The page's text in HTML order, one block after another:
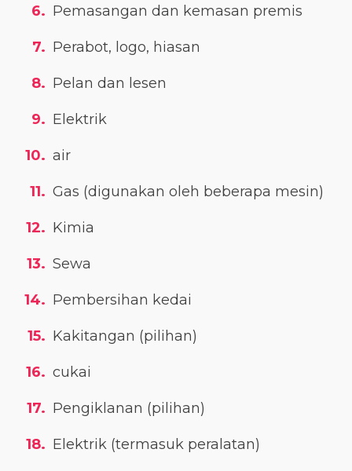
Pemasangan dan kemasan premis
Perabot, logo, hiasan
Pelan dan lesen
Elektrik
air
Gas (digunakan oleh beberapa mesin)
Kimia
Sewa
Pembersihan kedai
Kakitangan (pilihan)
cukai
Pengiklanan (pilihan)
Elektrik (termasuk peralatan)